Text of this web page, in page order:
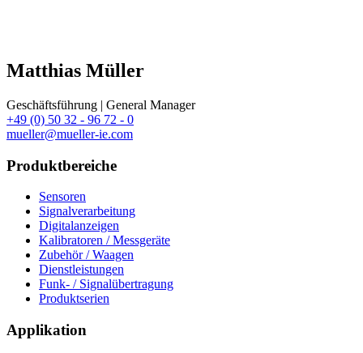
Matthias Müller
Geschäftsführung | General Manager
+49 (0) 50 32 - 96 72 - 0
mueller@mueller-ie.com
Produktbereiche
Sensoren
Signalverarbeitung
Digitalanzeigen
Kalibratoren / Messgeräte
Zubehör / Waagen
Dienstleistungen
Funk- / Signalübertragung
Produktserien
Applikation